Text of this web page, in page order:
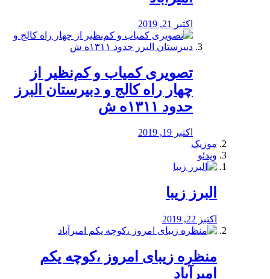
اکتبر 21, 2019
️تصویری کمیاب و کم‌نظیر از
چهار راه كالج و دبيرستان البرز
حدود ۱۳۱۱ه ش
اکتبر 19, 2019
موزیک
ویدئو
البرز زیبا
اکتبر 22, 2019
منظره‌‌ زیبای امروز ،کوچه یکم
امیرآباد